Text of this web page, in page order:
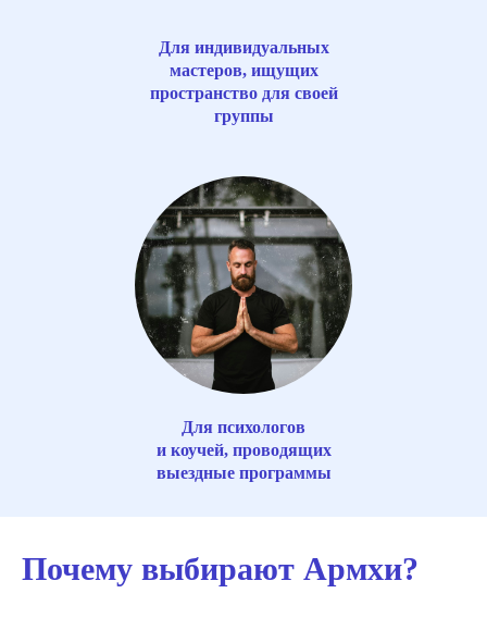
Для индивидуальных
мастеров, ищущих
пространство для своей
группы
Для психологов
и коучей, проводящих
выездные программы
Почему выбирают Армхи?